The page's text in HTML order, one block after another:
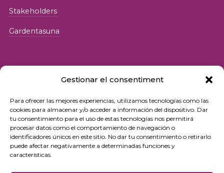
Gestionar el consentiment
Para ofrecer las mejores experiencias, utilizamos tecnologías como las
cookies para almacenar y/o acceder a información del dispositivo. Dar
tu consentimiento para el uso de estas tecnologías nos permitirá
procesar datos como el comportamiento de navegación o
identificadores únicos en este sitio. No dar tu consentimiento o retirarlo
puede afectar negativamente a determinadas funciones y
características.
Stakeholders
Gardentasuna
© 2026 Fundació iSocial
Pribatutasun-politika
Erabilera-baldintzak
Cookie politika